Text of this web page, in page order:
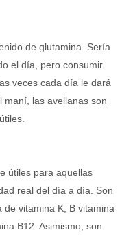
de glutamina. Sería
el día, pero consumir
veces cada día le dará
maní, las avellanas son
útiles para aquellas
real del día a día. Son
vitamina K, B vitamina
B12. Asimismo, son